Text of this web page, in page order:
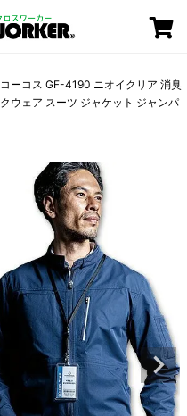
ーコス GF-4190 ニオイクリア 消臭
ウェア スーツ ジャケット ジャンパ